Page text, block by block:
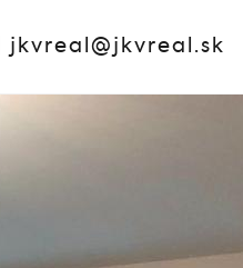
jkvreal@jkvreal.sk